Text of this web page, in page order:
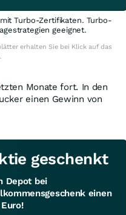
Turbo-Zertifikaten. Turbo-
geeignet.
erhalten Sie bei Klick auf das
Monate fort. In den
einen Gewinn von
geschenkt
Depot bei
einen